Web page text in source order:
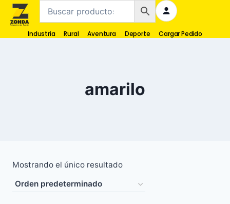
Industria Rural Aventura Deporte Cargar Pedido
amarilo
Mostrando el único resultado